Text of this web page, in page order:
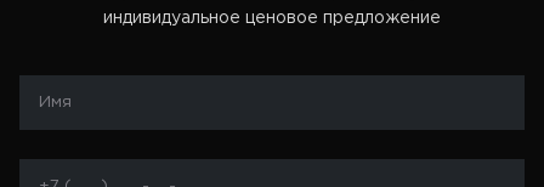
индивидуальное ценовое предложение